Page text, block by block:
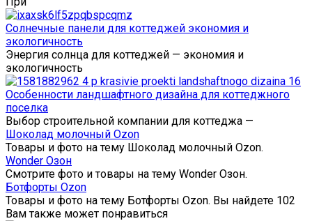
Солнечные панели для коттеджей экономия и
экологичность
Энергия солнца для коттеджей — экономия и
экологичность
Особенности ландшафтного дизайна для коттеджного
поселка
Выбор строительной компании для коттеджа —
Шоколад молочный Ozon
Товары и фото на тему Шоколад молочный Ozon.
Wonder Озон
Смотрите фото и товары на тему Wonder Озон.
Ботфорты Ozon
Товары и фото на тему Ботфорты Ozon. Вы найдете 102
Вам также может понравиться